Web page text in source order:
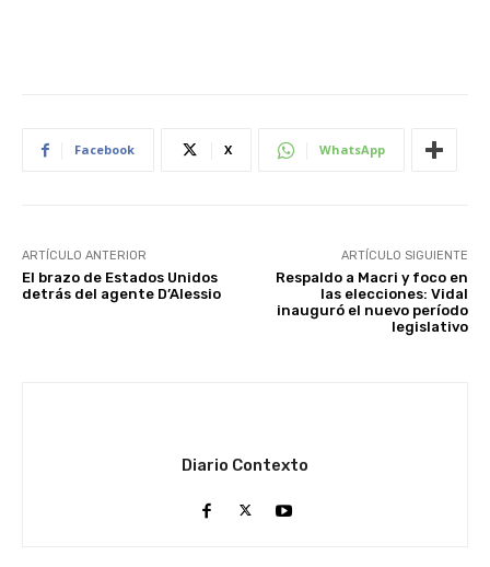
Facebook X WhatsApp
ARTÍCULO ANTERIOR
El brazo de Estados Unidos
detrás del agente D’Alessio
ARTÍCULO SIGUIENTE
Respaldo a Macri y foco en
las elecciones: Vidal
inauguró el nuevo período
legislativo
Diario Contexto